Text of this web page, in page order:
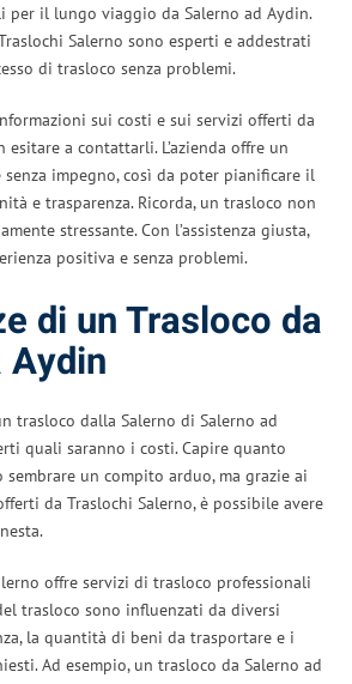
per il lungo viaggio da Salerno ad Aydin.
Salerno sono esperti e addestrati
di trasloco senza problemi.
sui costi e sui servizi offerti da
esitare a contattarli. L’azienda offre un
impegno, così da poter pianificare il
e trasparenza. Ricorda, un trasloco non
stressante. Con l’assistenza giusta,
positiva e senza problemi.
di un Trasloco da
Aydin
trasloco dalla Salerno di Salerno ad
quali saranno i costi. Capire quanto
un compito arduo, ma grazie ai
da Traslochi Salerno, è possibile avere
offre servizi di trasloco professionali
trasloco sono influenzati da diversi
la quantità di beni da trasportare e i
Ad esempio, un trasloco da Salerno ad